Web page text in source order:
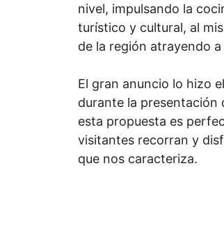
nivel, impulsando la
turístico y cultural, al
de la región atrayendo
El gran anuncio lo hizo
durante la presentación
esta propuesta es
visitantes recorran y
que nos caracteriza.